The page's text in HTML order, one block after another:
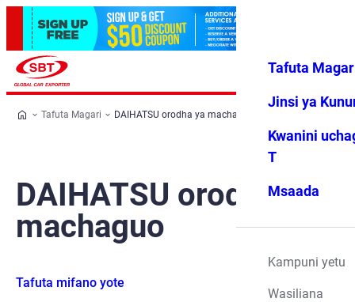
Vipendwa
Menyu
Tafuta
Jinsi ya
Kwanini
T
Msaada
Kampuni yetu
Wasiliana
Tafuta Magari DAIHATSU orodha ya machaguo
DAIHATSU orodha ya
machaguo
Tafuta mifano yote